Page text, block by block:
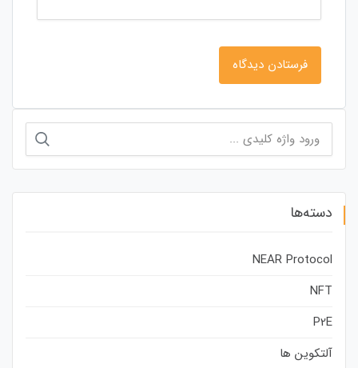
برای:
دسته‌ها
NEAR Protocol
NFT
P2E
آلتکوین ها